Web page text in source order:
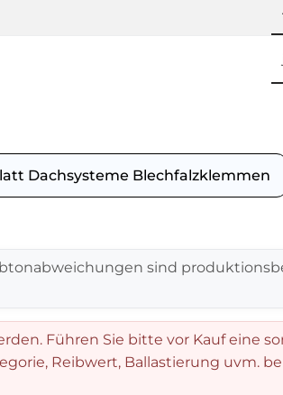
Dachsysteme Blechfalzklemmen
sind
Führen Sie bitte vor Kauf eine
Reibwert, Ballastierung uvm.